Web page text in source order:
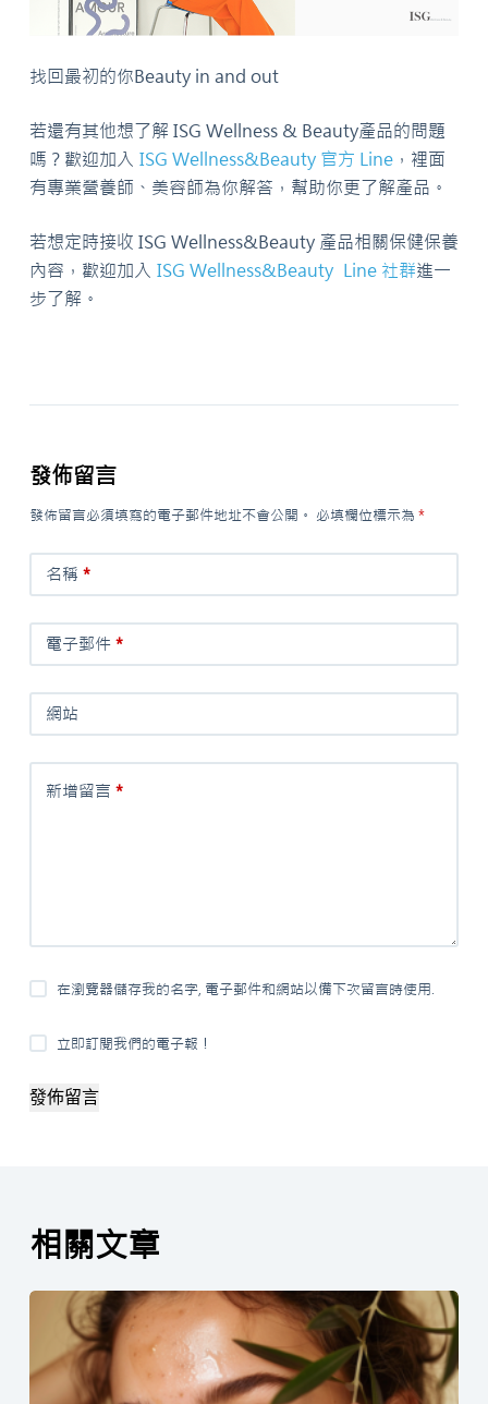
找回最初的你Beauty in and out
若還有其他想了解 ISG Wellness & Beauty產品的問題
嗎？歡迎加入 ISG Wellness&Beauty 官方 Line，裡面
有專業營養師、美容師為你解答，幫助你更了解產品。
若想定時接收 ISG Wellness&Beauty 產品相關保健保養
內容，歡迎加入 ISG Wellness&Beauty Line 社群進一
步了解。
發佈留言
發佈留言必須填寫的電子郵件地址不會公開。 必填欄位標示為 *
名稱 *
電子郵件*
網站
新增留言 *
在瀏覽器儲存我的名字, 電子郵件和網站以備下次留言時使用.
立即訂閱我們的電子報！
發佈留言
相關文章